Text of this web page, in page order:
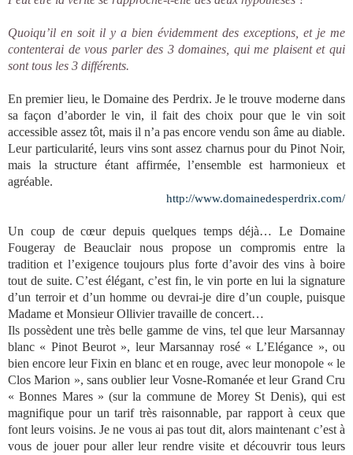
Quoiqu’il en soit il y a bien évidemment des exceptions, et je me
contenterai de vous parler des 3 domaines, qui me plaisent et qui
sont tous les 3 différents.
En premier lieu, le Domaine des Perdrix. Je le trouve moderne dans
sa façon d’aborder le vin, il fait des choix pour que le vin soit
accessible assez tôt, mais il n’a pas encore vendu son âme au diable.
Leur particularité, leurs vins sont assez charnus pour du Pinot Noir,
mais la structure étant affirmée, l’ensemble est harmonieux et
agréable.
http://www.domainedesperdrix.com/
Un coup de cœur depuis quelques temps déjà… Le Domaine
Fougeray de Beauclair nous propose un compromis entre la
tradition et l’exigence toujours plus forte d’avoir des vins à boire
tout de suite. C’est élégant, c’est fin, le vin porte en lui la signature
d’un terroir et d’un homme ou devrai-je dire d’un couple, puisque
Madame et Monsieur Ollivier travaille de concert…
Ils possèdent une très belle gamme de vins, tel que leur Marsannay
blanc « Pinot Beurot », leur Marsannay rosé « L’Elégance », ou
bien encore leur Fixin en blanc et en rouge, avec leur monopole « le
Clos Marion », sans oublier leur Vosne-Romanée et leur Grand Cru
« Bonnes Mares » (sur la commune de Morey St Denis), qui est
magnifique pour un tarif très raisonnable, par rapport à ceux que
font leurs voisins. Je ne vous ai pas tout dit, alors maintenant c’est à
vous de jouer pour aller leur rendre visite et découvrir tous leurs